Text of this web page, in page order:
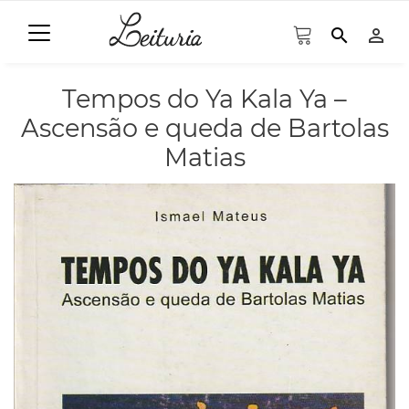
search person_outline
Tempos do Ya Kala Ya –
Ascensão e queda de Bartolas
Matias